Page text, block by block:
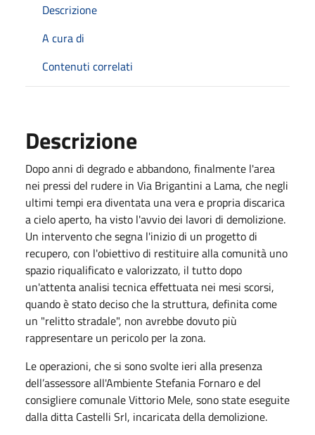
Descrizione
A cura di
Contenuti correlati
Descrizione
Dopo anni di degrado e abbandono, finalmente l'area
nei pressi del rudere in Via Brigantini a Lama, che negli
ultimi tempi era diventata una vera e propria discarica
a cielo aperto, ha visto l'avvio dei lavori di demolizione.
Un intervento che segna l'inizio di un progetto di
recupero, con l'obiettivo di restituire alla comunità uno
spazio riqualificato e valorizzato, il tutto dopo
un'attenta analisi tecnica effettuata nei mesi scorsi,
quando è stato deciso che la struttura, definita come
un "relitto stradale", non avrebbe dovuto più
rappresentare un pericolo per la zona.
Le operazioni, che si sono svolte ieri alla presenza
dell’assessore all'Ambiente Stefania Fornaro e del
consigliere comunale Vittorio Mele, sono state eseguite
dalla ditta Castelli Srl, incaricata della demolizione.